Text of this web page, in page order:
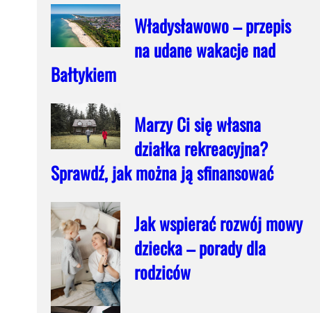
Władysławowo – przepis
na udane wakacje nad
Bałtykiem
Marzy Ci się własna
działka rekreacyjna?
Sprawdź, jak można ją sfinansować
Jak wspierać rozwój mowy
dziecka – porady dla
rodziców